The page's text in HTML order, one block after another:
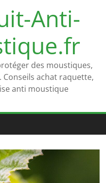
Anti-
des moustiques,
achat raquette,
anti moustique